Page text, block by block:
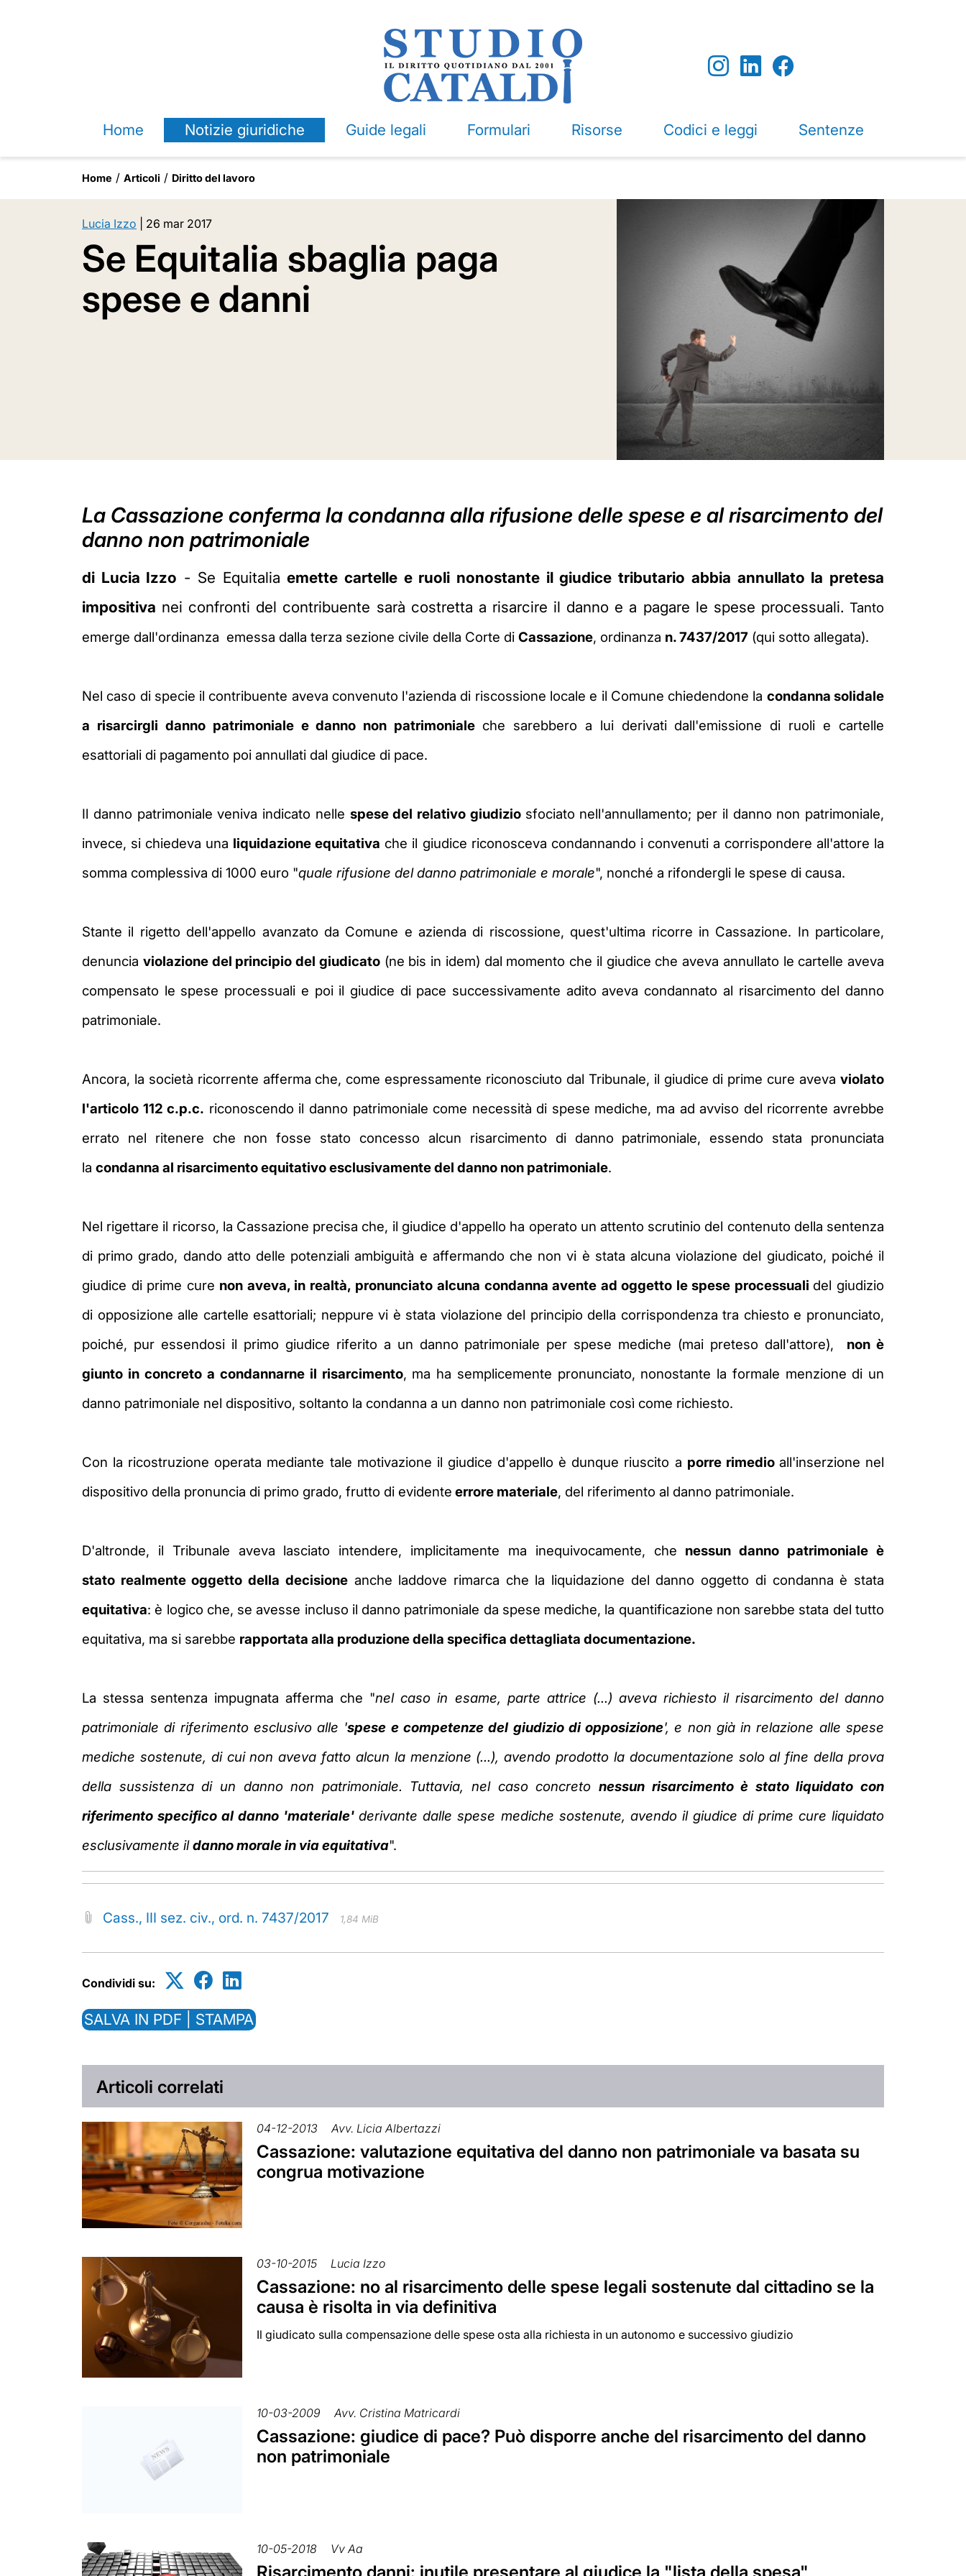
Home Notizie giuridiche Guide legali Formulari Risorse Codici e leggi Sentenze
Home Articoli Diritto del lavoro
Lucia Izzo 26 mar 2017
Se Equitalia sbaglia paga
spese e danni
La Cassazione conferma la condanna alla rifusione delle spese e al risarcimento del
danno non patrimoniale
di Lucia Izzo - Se Equitaliaemette cartelle e ruoli nonostante il giudice tributario abbia annullato la pretesa
impositiva nei confronti del contribuente sarà costretta a risarcire il danno e a pagare le spese processuali. Tanto
emerge dall'ordinanza emessa dalla terza sezione civile della Corte di Cassazione, ordinanza n. 7437/2017 (qui sotto allegata).
Nel caso di specie il contribuente aveva convenuto l'azienda di riscossione locale e il Comune chiedendone la condanna solidale
a risarcirgli danno patrimoniale edanno non patrimoniale che sarebbero a lui derivati dall'emissione di ruoli e cartelle
esattoriali di pagamento poi annullati dal giudice di pace.
Il danno patrimoniale veniva indicato nelle spese del relativo giudizio sfociato nell'annullamento; per il danno non patrimoniale,
invece, si chiedeva una liquidazione equitativa che il giudice riconosceva condannando i convenuti a corrispondere all'attore la
somma complessiva di 1000 euro "quale rifusione del danno patrimoniale e morale", nonché a rifondergli le spese di causa.
Stante il rigetto dell'appello avanzato da Comune e azienda di riscossione, quest'ultima ricorre in Cassazione. In particolare,
denuncia violazione del principio del giudicato(ne bis in idem) dal momento che il giudice che aveva annullato le cartelle aveva
compensato le spese processuali e poi il giudice di pace successivamente adito aveva condannato al risarcimento del danno
patrimoniale.
Ancora, la società ricorrente afferma che, come espressamente riconosciuto dal Tribunale, il giudice di prime cure aveva violato
l'articolo 112 c.p.c. riconoscendo il danno patrimoniale come necessità di spese mediche, ma ad avviso del ricorrente avrebbe
errato nel ritenere che nonfosse stato concesso alcun risarcimento di danno patrimoniale, essendo stata pronunciata
la condanna al risarcimento equitativo esclusivamente del danno non patrimoniale.
Nel rigettare il ricorso, la Cassazione precisa che, il giudice d'appello ha operato un attento scrutinio del contenuto della sentenza
di primo grado, dando atto delle potenziali ambiguità e affermando che non vi è stata alcunaviolazione del giudicato, poiché il
giudice di prime cure non aveva, in realtà, pronunciato alcuna condanna avente ad oggetto le spese processuali del giudizio
di opposizione alle cartelle esattoriali; neppure vi è stata violazione del principio della corrispondenzatra chiesto e pronunciato,
poiché, pur essendosi il primo giudice riferito a un danno patrimoniale per spese mediche (mai preteso dall'attore), non è
giunto in concreto a condannarne il risarcimento, ma ha semplicemente pronunciato, nonostante la formale menzione di un
danno patrimoniale nel dispositivo, soltanto la condanna a un danno non patrimoniale così come richiesto.
Con la ricostruzione operata mediante tale motivazione il giudice d'appello è dunque riuscito a porre rimedio all'inserzione nel
dispositivo della pronuncia di primo grado, frutto di evidente errore materiale, del riferimento al danno patrimoniale.
D'altronde, il Tribunale aveva lasciato intendere, implicitamente ma inequivocamente, che nessun danno patrimoniale è
stato realmente oggetto della decisioneanche laddove rimarca che la liquidazione del danno oggetto di condanna è stata
equitativa: è logico che, se avesse incluso il danno patrimoniale da spese mediche, la quantificazione non sarebbe stata del tutto
equitativa, ma si sarebbe rapportata alla produzione della specifica dettagliata documentazione.
La stessa sentenza impugnata afferma che "nelcaso in esame, parte attrice (...) aveva richiesto il risarcimento del danno
patrimoniale di riferimento esclusivo alle 'spese e competenze del giudizio di opposizione', e non già inrelazione alle spese
mediche sostenute, di cui non aveva fatto alcun la menzione (...), avendoprodotto la documentazione solo al fine della prova
della sussistenza di un danno non patrimoniale. Tuttavia, nel caso concreto nessun risarcimento è stato liquidato con
riferimentospecifico al danno 'materiale'derivante dalle spese mediche sostenute, avendo il giudice di prime cure liquidato
esclusivamente ildanno morale in via equitativa".
Cass., III sez. civ., ord. n. 7437/2017 1,84 MiB
Condividi su:
SALVA IN PDF | STAMPA
Articoli correlati
04-12-2013 Avv. Licia Albertazzi
Cassazione: valutazione equitativa del danno non patrimoniale va basata su
congrua motivazione
03-10-2015 Lucia Izzo
Cassazione: no al risarcimento delle spese legali sostenute dal cittadino se la
causa è risolta in via definitiva
Il giudicato sulla compensazione delle spese osta alla richiesta in un autonomo e successivo giudizio
10-03-2009 Avv. Cristina Matricardi
Cassazione: giudice di pace? Può disporre anche del risarcimento del danno
non patrimoniale
10-05-2018 Vv Aa
Risarcimento danni: inutile presentare al giudice la "lista della spesa"